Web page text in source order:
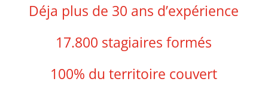
Déja plus de 30 ans d’expérience
17.800 stagiaires formés
100% du territoire couvert